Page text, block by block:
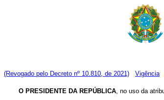
(Revogado pelo Decreto nº 10.810, de 2021) Vigência
O PRESIDENTE DA REPÚBLICA, no uso da